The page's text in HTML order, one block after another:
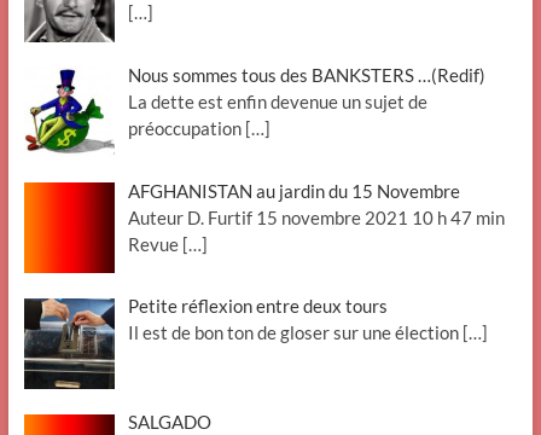
[…]
Nous sommes tous des BANKSTERS …(Redif)
La dette est enfin devenue un sujet de
préoccupation […]
AFGHANISTAN au jardin du 15 Novembre
Auteur D. Furtif 15 novembre 2021 10 h 47 min
Revue […]
Petite réflexion entre deux tours
Il est de bon ton de gloser sur une élection […]
SALGADO